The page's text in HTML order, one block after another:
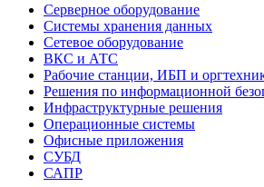
Серверное оборудование
Системы хранения данных
Сетевое оборудование
ВКС и АТС
Рабочие станции, ИБП и
Решения по информационной
Инфраструктурные решения
Операционные системы
Офисные приложения
СУБД
САПР